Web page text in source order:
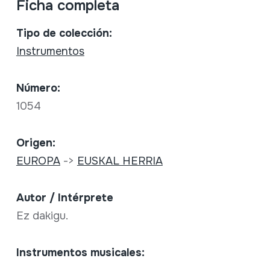
Ficha completa
Tipo de colección:
Instrumentos
Número:
1054
Origen:
EUROPA-> EUSKAL HERRIA
Autor / Intérprete
Ez dakigu.
Instrumentos musicales: